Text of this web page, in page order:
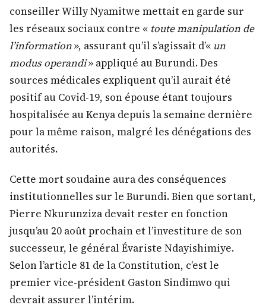
conseiller Willy Nyamitwe mettait en garde sur
les réseaux sociaux contre « toute manipulation de
l’information», assurant qu’il s’agissait d’« un
modus operandi» appliqué au Burundi. Des
sources médicales expliquent qu’il aurait été
positif au Covid-19, son épouse étant toujours
hospitalisée au Kenya depuis la semaine dernière
pour la même raison, malgré les dénégations des
autorités.
Cette mort soudaine aura des conséquences
institutionnelles sur le Burundi. Bien que sortant,
Pierre Nkurunziza devait rester en fonction
jusqu’au 20 août prochain et l’investiture de son
successeur, le général Évariste Ndayishimiye.
Selon l’article 81 de la Constitution, c’est le
premier vice-président Gaston Sindimwo qui
devrait assurer l’intérim.